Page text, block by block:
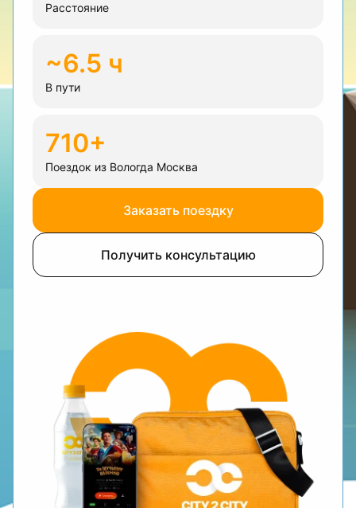
Расстояние
~6.5 ч
В пути
710+
Поездок из Вологда Москва
Заказать поездку
Получить консультацию